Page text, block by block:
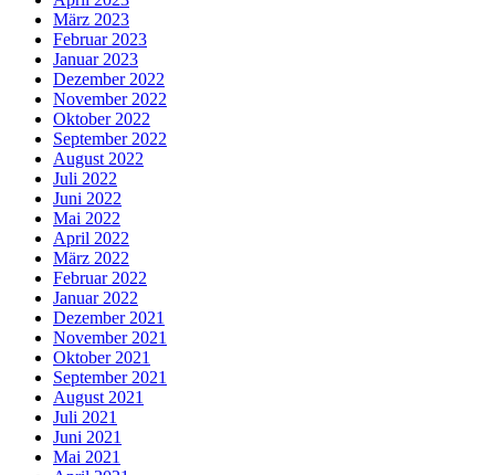
März 2023
Februar 2023
Januar 2023
Dezember 2022
November 2022
Oktober 2022
September 2022
August 2022
Juli 2022
Juni 2022
Mai 2022
April 2022
März 2022
Februar 2022
Januar 2022
Dezember 2021
November 2021
Oktober 2021
September 2021
August 2021
Juli 2021
Juni 2021
Mai 2021